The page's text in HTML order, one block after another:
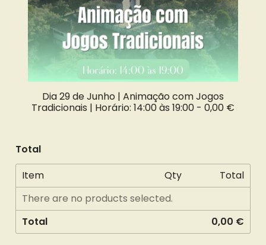
Dia 29 de Junho | Animação com Jogos
Tradicionais | Horário: 14:00 às 19:00 - 0,00 €
Total
Item
Qty
Total
There are no products selected.
Total
0,00 €